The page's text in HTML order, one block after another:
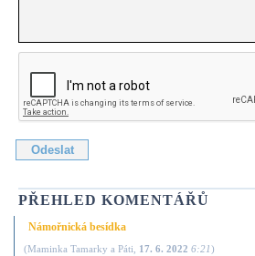
PŘEHLED KOMENTÁŘŮ
Námořnická besídka
(Maminka Tamarky a Páti, 17. 6. 2022 6:21)